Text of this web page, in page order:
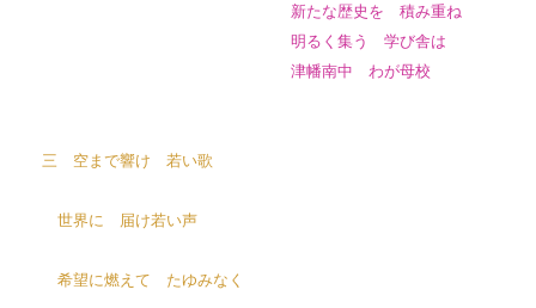
新たな歴史を 積み重ね
明るく集う 学び舎は
津幡南中 わが母校
三 空まで響け 若い歌
世界に 届け若い声
希望に燃えて たゆみなく